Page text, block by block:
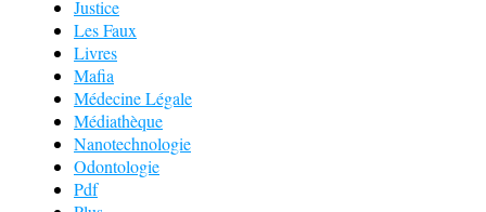
Justice
Les Faux
Livres
Mafia
Médecine Légale
Médiathèque
Nanotechnologie
Odontologie
Pdf